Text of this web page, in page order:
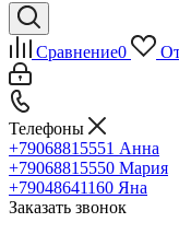
Сравнение0
Телефоны
+79068815551 Анна
+79068815550 Мария
+79048641160 Яна
Заказать звонок